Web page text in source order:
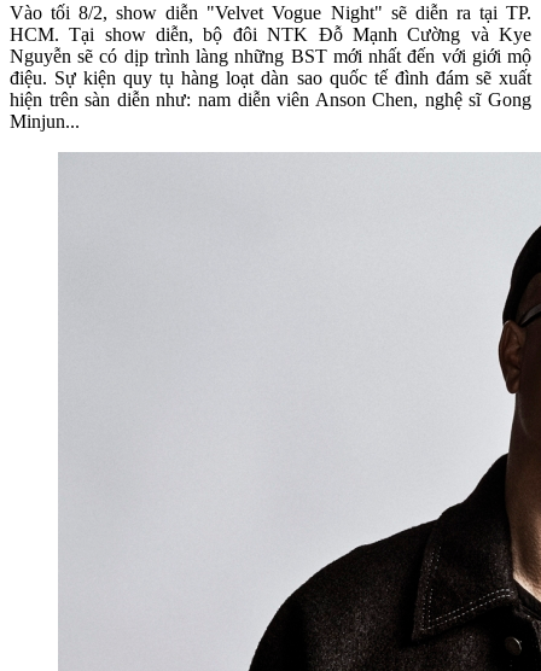
Vào tối 8/2, show diễn "Velvet Vogue Night" sẽ diễn ra tại TP.
HCM. Tại show diễn, bộ đôi NTK Đỗ Mạnh Cường và Kye
Nguyễn sẽ có dịp trình làng những BST mới nhất đến với giới mộ
điệu. Sự kiện quy tụ hàng loạt dàn sao quốc tế đình đám sẽ xuất
hiện trên sàn diễn như: nam diễn viên Anson Chen, nghệ sĩ Gong
Minjun...